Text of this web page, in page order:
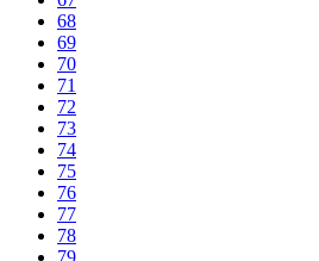
68
69
70
71
72
73
74
75
76
77
78
79